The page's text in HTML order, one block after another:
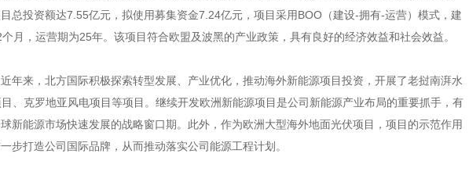
总投资额达7.55亿元，拟使用募集资金7.24亿元，项目采用BOO（建设-拥有-运营）模式，建
月，运营期为25年。该项目符合欧盟及波黑的产业政策，具有良好的经济效益和社会效益。
年来，北方国际积极探索转型发展、产业优化，推动海外新能源项目投资，开展了老挝南湃水
、克罗地亚风电项目等项目。继续开发欧洲新能源项目是公司新能源产业布局的重要抓手，有
新能源市场快速发展的战略窗口期。此外，作为欧洲大型海外地面光伏项目，项目的示范作用
步打造公司国际品牌，从而推动落实公司能源工程计划。